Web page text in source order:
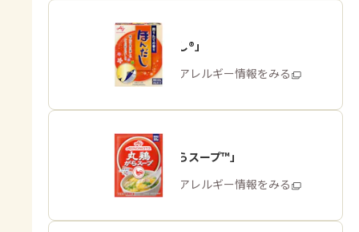
「ほんだし®」
商品・アレルギー情報をみる
「丸鶏がらスープ™」
商品・アレルギー情報をみる